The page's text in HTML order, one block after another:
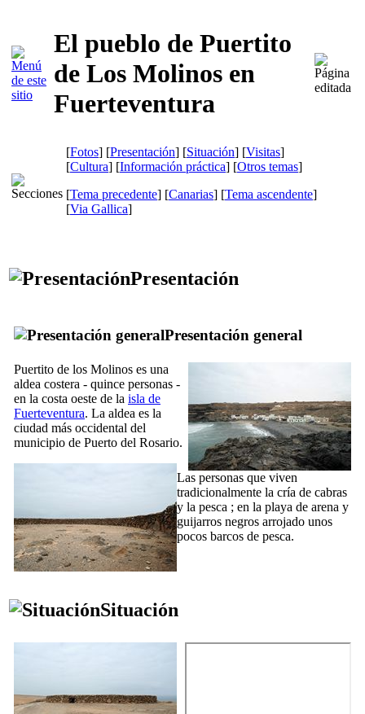
El pueblo de Puertito
de Los Molinos en
Fuerteventura
[Fotos] [Presentación] [Situación] [Visitas]
[Cultura] [Información práctica] [Otros temas]
[Tema precedente] [Canarias] [Tema ascendente]
[Via Gallica]
Presentación
Presentación general
Puertito de los Molinos es una
aldea costera - quince personas -
en la costa oeste de la isla de
Fuerteventura. La aldea es la
ciudad más occidental del
municipio de Puerto del Rosario.
Las personas que viven
tradicionalmente la cría de cabras
y la pesca ; en la playa de arena y
guijarros negros arrojado unos
pocos barcos de pesca.
Situación